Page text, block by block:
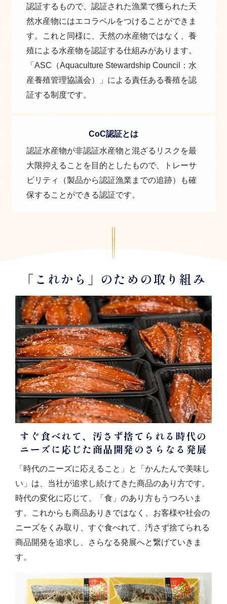
認証するもので、認証された漁業で獲られた天
然水産物にはエコラベルをつけることができま
す。これと同様に、天然の水産物ではなく、養
殖による水産物を認証する仕組みがあります。
「ASC（Aquaculture Stewardship Council：水
産養殖管理協議会）」による責任ある養殖を認
証する制度です。
CoC認証とは
認証水産物が非認証水産物と混ざるリスクを最
大限抑えることを目的としたもので、トレーサ
ビリティ（製品から認証漁業までの追跡）も確
保することができる認証です。
「これから」のための取り組み
すぐ食べれて、汚さず捨てられる 時代の
ニーズに応じた商品開発のさらなる発展
「時代のニーズに応えること」と「かんたんで美味し
い」は、当社が追求し続けてきた商品のあり方です。
時代の変化に応じて、「食」のあり方もうつろいま
す。これからも商品ありきではなく、お客様や社会の
ニーズをくみ取り、すぐ食べれて、汚さず捨てられる
商品開発を追求し、さらなる発展へと繋げていきま
す。